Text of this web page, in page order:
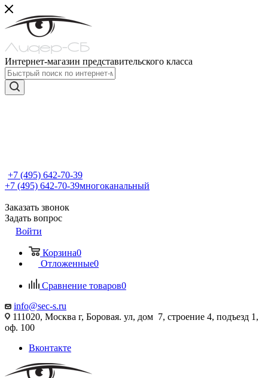
Интернет-магазин представительского класса
+7 (495) 642-70-39
+7 (495) 642-70-39многоканальный
Заказать звонок
Задать вопрос
Войти
Корзина0
Отложенные0
Сравнение товаров0
info@sec-s.ru
111020, Москва г, Боровая. ул, дом 7, строение 4, подъезд 1,
оф. 100
Вконтакте